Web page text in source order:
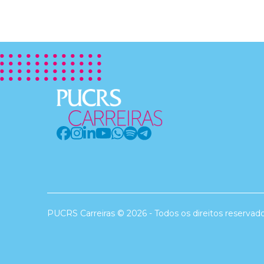
PUCRS Carreiras © 2026 - Todos os direitos